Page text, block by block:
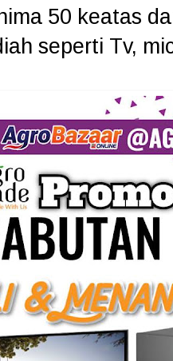
50 keatas
seperti Tv,